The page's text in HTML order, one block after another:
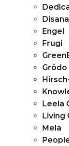
Disana
Engel
Frugi
Grödo
Leela
Living
Mela